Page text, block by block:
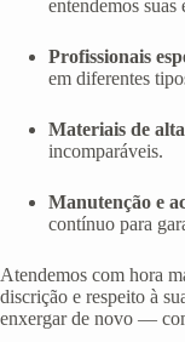
entendemos
Profissionais
em diferentes
Materiais de
incomparáveis.
Manutenção e
contínuo para
Atendemos com hora
discrição e respeito à
enxergar de novo —